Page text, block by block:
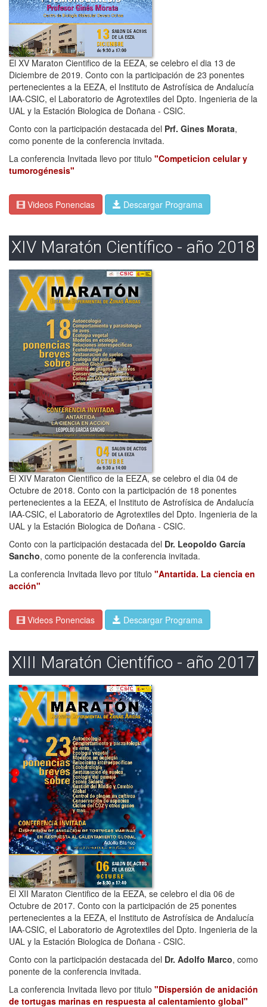
El XV Maraton Cientifico de la EEZA, se celebro el dia 13 de
Diciembre de 2019. Conto con la participación de 23 ponentes
pertenecientes a la EEZA, el Instituto de Astrofísica de Andalucía
IAA-CSIC, el Laboratorio de Agrotextiles del Dpto. Ingenieria de la
UAL y la Estación Biologica de Doñana - CSIC.
Conto con la participación destacada del Prf. Gines Morata,
como ponente de la conferencia invitada.
La conferencia Invitada llevo por titulo "Competicion celular y
tumorogénesis"
Videos Ponencias Descargar Programa
XIV Maratón Científico - año 2018
El XIV Maraton Cientifico de la EEZA, se celebro el dia 04 de
Octubre de 2018. Conto con la participación de 18 ponentes
pertenecientes a la EEZA, el Instituto de Astrofísica de Andalucía
IAA-CSIC, el Laboratorio de Agrotextiles del Dpto. Ingenieria de la
UAL y la Estación Biologica de Doñana - CSIC.
Conto con la participación destacada del Dr. Leopoldo García
Sancho, como ponente de la conferencia invitada.
La conferencia Invitada llevo por titulo "Antartida. La ciencia en
acción"
Videos Ponencias Descargar Programa
XIII Maratón Científico - año 2017
El XII Maraton Cientifico de la EEZA, se celebro el dia 06 de
Octubre de 2017. Conto con la participación de 25 ponentes
pertenecientes a la EEZA, el Instituto de Astrofísica de Andalucía
IAA-CSIC, el Laboratorio de Agrotextiles del Dpto. Ingenieria de la
UAL y la Estación Biologica de Doñana - CSIC.
Conto con la participación destacada del Dr. Adolfo Marco, como
ponente de la conferencia invitada.
La conferencia Invitada llevo por titulo "Dispersión de anidación
de tortugas marinas en respuesta al calentamiento global"